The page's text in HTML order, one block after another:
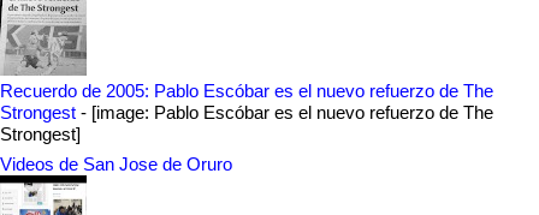
Recuerdo de 2005: Pablo Escóbar es el nuevo refuerzo de The
Strongest - [image: Pablo Escóbar es el nuevo refuerzo de The
Strongest]
Videos de San Jose de Oruro